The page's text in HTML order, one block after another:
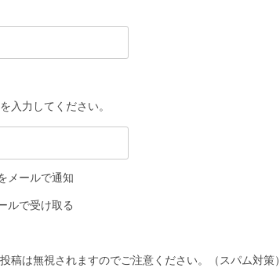
入力してください。
メールで通知
ルで受け取る
稿は無視されますのでご注意ください。（スパム対策）